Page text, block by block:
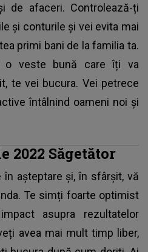
de afaceri. Controlează-ți
și conturile și vei evita mai
primi bani de la familia ta.
o veste bună care îți va
te vei bucura. Vei petrece
întâlnind oameni noi și
2022 Săgetător
așteptare și, în sfârșit, vă
Te simți foarte optimist
asupra rezultatelor
avea mai mult timp liber,